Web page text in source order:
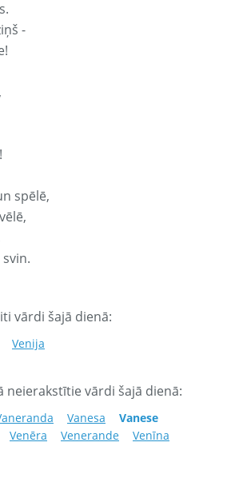
-
spēlē,
vārdi šajā dienā:
Venija
neierakstītie vārdi šajā dienā:
Vanesa
Vanese
Venēra Venerande
Venīna